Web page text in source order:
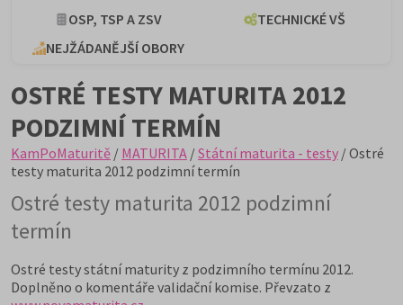
OSP, TSP A ZSV
TECHNICKÉ VŠ
NEJŽÁDANĚJŠÍ OBORY
OSTRÉ TESTY MATURITA 2012
PODZIMNÍ TERMÍN
KamPoMaturitě / MATURITA /Státní maturita - testy / Ostré
testy maturita 2012 podzimní termín
Ostré testy maturita 2012 podzimní
termín
Ostré testy státní maturity z podzimního termínu 2012.
Doplněno o komentáře validační komise. Převzato z